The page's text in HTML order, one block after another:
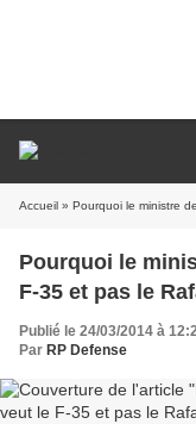
Accueil » Pourquoi le ministre
Pourquoi le
F-35 et pas le
Publié le 24/03/2014 à
Par RP Defense